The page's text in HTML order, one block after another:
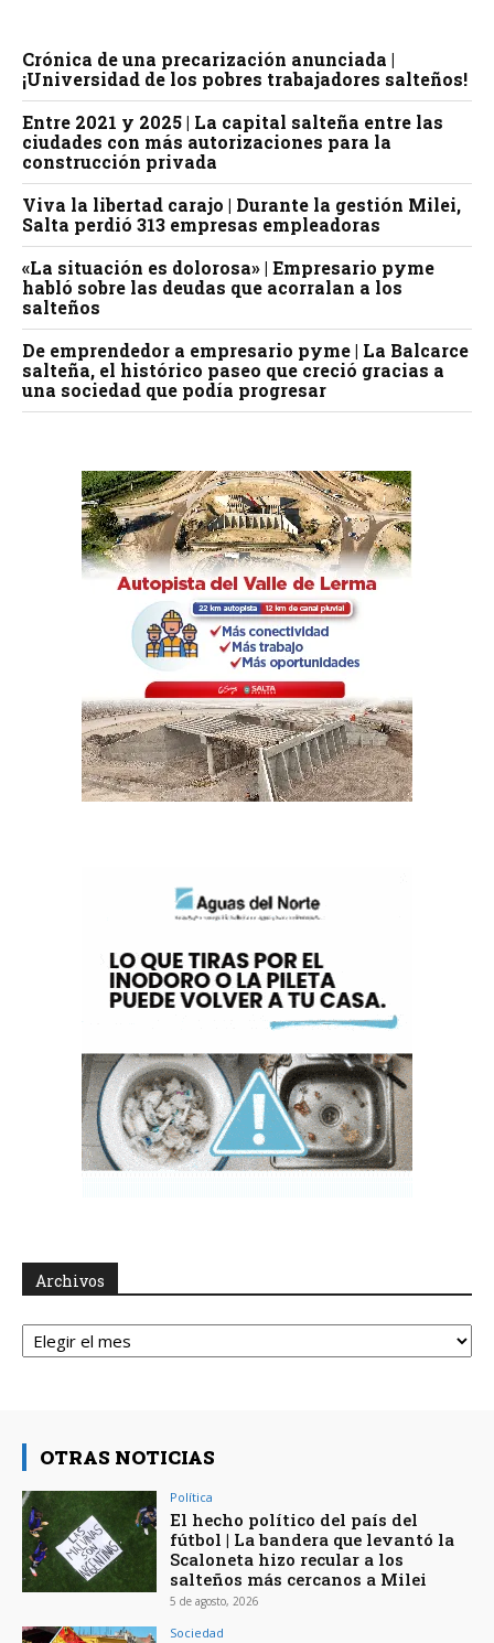
Crónica de una precarización anunciada |
¡Universidad de los pobres trabajadores salteños!
Entre 2021 y 2025 | La capital salteña entre las
ciudades con más autorizaciones para la
construcción privada
Viva la libertad carajo | Durante la gestión Milei,
Salta perdió 313 empresas empleadoras
«La situación es dolorosa» | Empresario pyme
habló sobre las deudas que acorralan a los
salteños
De emprendedor a empresario pyme | La Balcarce
salteña, el histórico paseo que creció gracias a
una sociedad que podía progresar
Archivos
Archivos
OTRAS NOTICIAS
Política
El hecho político del país del
fútbol | La bandera que levantó la
Scaloneta hizo recular a los
salteños más cercanos a Milei
5 de agosto, 2026
Sociedad